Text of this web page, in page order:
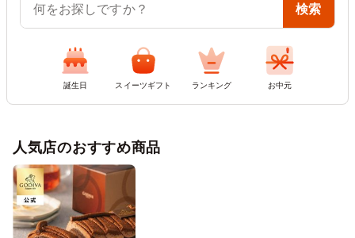
何をお探しですか？ 検索
誕生日 スイーツギフト ランキング お中元
人気店のおすすめ商品